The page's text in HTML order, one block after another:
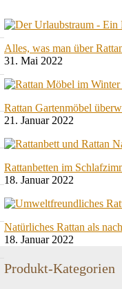
Alles, was man über
31. Mai 2022
Rattan Gartenmöbel
21. Januar 2022
Rattanbetten im
18. Januar 2022
Natürliches Rattan als
18. Januar 2022
Produkt-Kategorien